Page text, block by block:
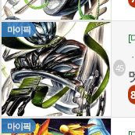
마이픽
45
[
ㆍ
8
마이픽